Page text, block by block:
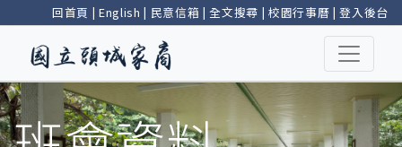
回首頁 | English | 民意信箱 |全文搜尋 | 校園行事曆 |登入後台